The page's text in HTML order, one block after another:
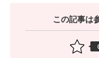
この記事は